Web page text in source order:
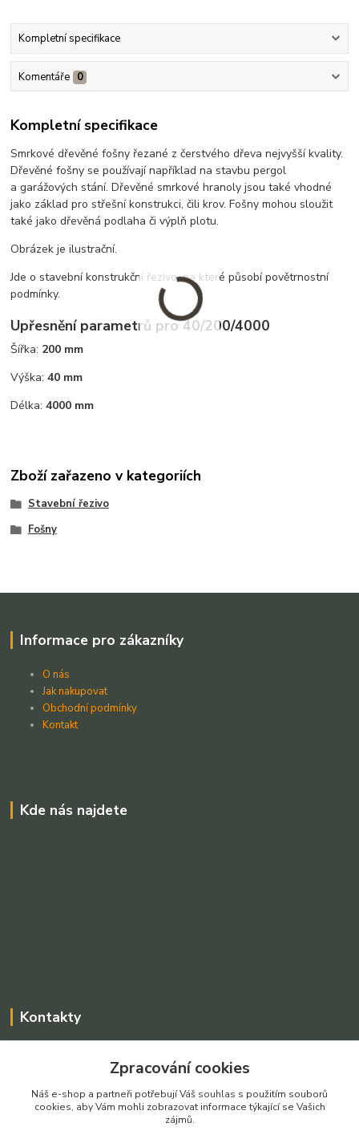
Kompletní specifikace
Komentáře 0
Kompletní specifikace
Smrkové dřevěné fošny řezané z čerstvého dřeva nejvyšší kvality.
Dřevěné fošny se používají například na stavbu pergol
a garážových stání. Dřevěné smrkové hranoly jsou také vhodné
jako základ pro střešní konstrukci, čili krov. Fošny mohou sloužit
také jako dřevěná podlaha či výplň plotu.
Obrázek je ilustrační.
Jde o stavební konstrukční řezivo, na které působí povětrnostní
podmínky.
Upřesnění parametrů pro 40/200/4000
Šířka: 200 mm
Výška:40 mm
Délka:4000 mm
Zboží zařazeno v kategoriích
Stavební řezivo
Fošny
Informace pro zákazníky
O nás
Jak nakupovat
Obchodní podmínky
Kontakt
Kde nás najdete
Kontakty
+420 775025765
prodejnarezivadecin@seznam.cz
Zpracování cookies
Náš e-shop a partneři potřebují Váš souhlas s použitím souborů
cookies, aby Vám mohli zobrazovat informace týkající se Vašich
zájmů.